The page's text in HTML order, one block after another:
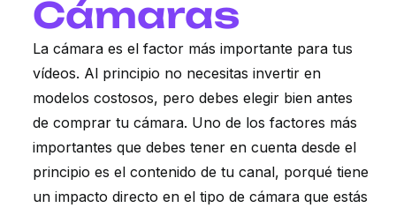
Cámaras
La cámara es el factor más importante para tus
vídeos. Al principio no necesitas invertir en
modelos costosos, pero debes elegir bien antes
de comprar tu cámara. Uno de los factores más
importantes que debes tener en cuenta desde el
principio es el contenido de tu canal, porqué tiene
un impacto directo en el tipo de cámara que estás